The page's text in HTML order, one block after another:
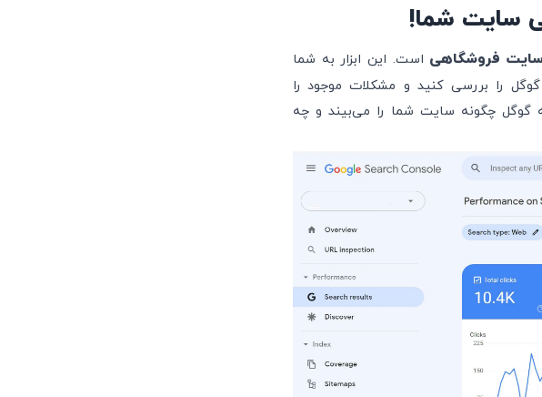
فروشگاهی است. این ابزار به شما
را بررسی کنید و مشکلات موجود را
که گوگل چگونه سایت شما را می‌بیند و چه